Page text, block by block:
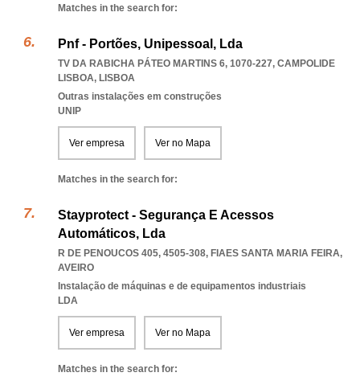
Matches in the search for:
Pnf - Portões, Unipessoal, Lda
TV DA RABICHA PÁTEO MARTINS 6, 1070-227, CAMPOLIDE
LISBOA, LISBOA
Outras instalações em construções
UNIP
Ver empresa Ver no Mapa
Matches in the search for:
Stayprotect - Segurança E Acessos
Automáticos, Lda
R DE PENOUCOS 405, 4505-308, FIAES SANTA MARIA FEIRA,
AVEIRO
Instalação de máquinas e de equipamentos industriais
LDA
Ver empresa Ver no Mapa
Matches in the search for: